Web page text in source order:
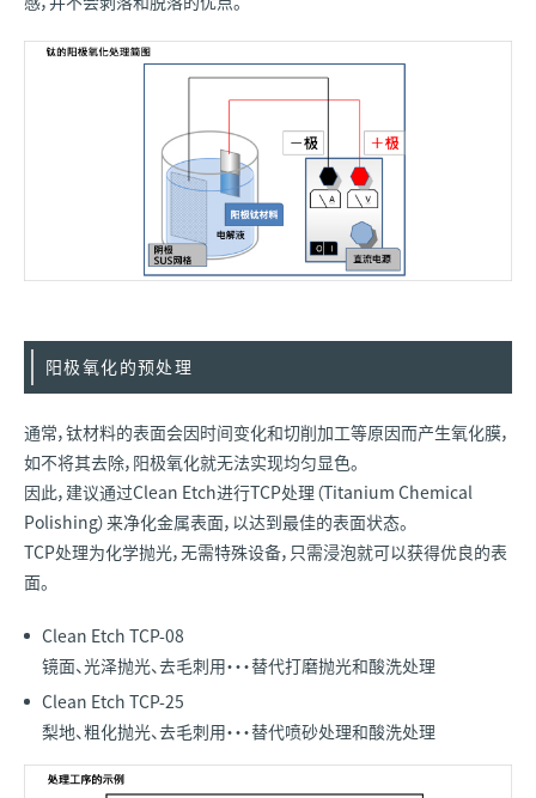
阳极氧化的预处理
通常，钛材料的表面会因时间变化和切削加工等原因而产生氧化膜，
如不将其去除，阳极氧化就无法实现均匀显色。
因此，建议通过Clean Etch进行TCP处理（Titanium Chemical
Polishing）来净化金属表面，以达到最佳的表面状态。
TCP处理为化学抛光，无需特殊设备，只需浸泡就可以获得优良的表
面。
Clean Etch TCP-08
镜面、光泽抛光、去毛刺用···替代打磨抛光和酸洗处理
Clean Etch TCP-25
梨地、粗化抛光、去毛刺用···替代喷砂处理和酸洗处理